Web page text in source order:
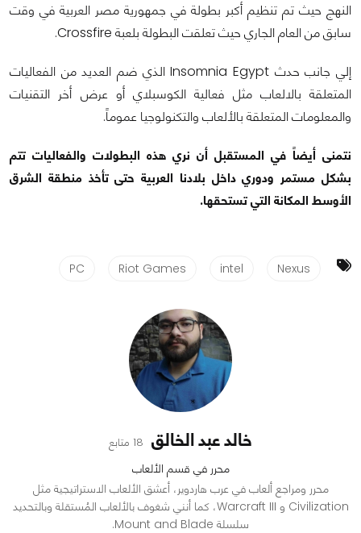
النهج حيث تم تنظيم أكبر بطولة في جمهورية مصر العربية في وقت
سابق من العام الجاري حيث تعلقت البطولة بلعبة Crossfire.
إلي جانب حدث Insomnia Egypt الذي ضم العديد من الفعاليات
المتعلقة بالالعاب مثل فعالية الكوسبلاي أو عرض أخر التقنيات
والمعلومات المتعلقة بالألعاب والتكنولوجيا عموماً.
نتمنى أيضاً في المستقبل أن نري هذه البطولات والفعاليات تتم
بشكل مستمر ودوري داخل بلادنا العربية حتى تأخذ منطقة الشرق
الأوسط المكانة التي تستحقها.
Nexus
intel
Riot Games
PC
خالد عبد الخالق 18 متابع
محرر في قسم الألعاب
محرر ومراجع ألعاب في عرب هاردوير، أعشق الألعاب الاستراتيجية مثل
Civilization و Warcraft III، كما أنني شغوف بالألعاب المُستقلة وبالتحديد
سلسلة Mount and Blade.